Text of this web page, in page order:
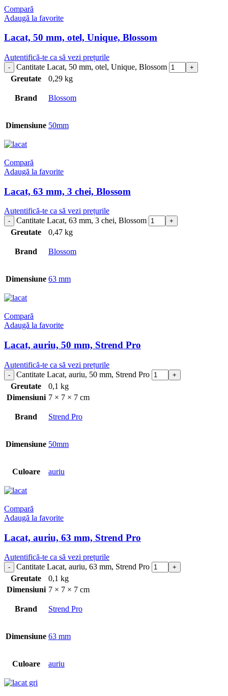
Compară
Adaugă la favorite
Lacat, 50 mm, otel, Unique, Blossom
Autentifică-te ca să vezi prețurile
Cantitate Lacat, 50 mm, otel, Unique, Blossom
Greutate
0,29 kg
Brand Blossom
Dimensiune 50mm
Compară
Adaugă la favorite
Lacat, 63 mm, 3 chei, Blossom
Autentifică-te ca să vezi prețurile
Cantitate Lacat, 63 mm, 3 chei, Blossom
Greutate
0,47 kg
Brand Blossom
Dimensiune 63 mm
Compară
Adaugă la favorite
Lacat, auriu, 50 mm, Strend Pro
Autentifică-te ca să vezi prețurile
Cantitate Lacat, auriu, 50 mm, Strend Pro
Greutate
0,1 kg
Dimensiuni 7 × 7 × 7 cm
Brand Strend Pro
Dimensiune 50mm
Culoare auriu
Compară
Adaugă la favorite
Lacat, auriu, 63 mm, Strend Pro
Autentifică-te ca să vezi prețurile
Cantitate Lacat, auriu, 63 mm, Strend Pro
Greutate
0,1 kg
Dimensiuni 7 × 7 × 7 cm
Brand Strend Pro
Dimensiune 63 mm
Culoare auriu